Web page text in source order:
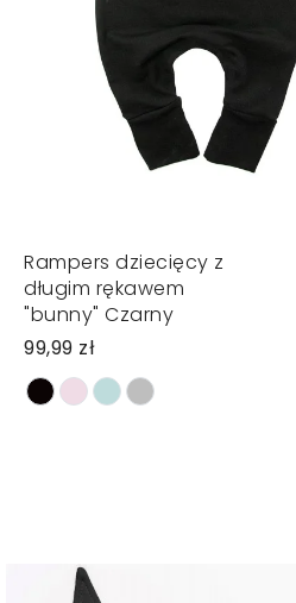
Rampers dziecięcy z
długim rękawem
"bunny" Czarny
99,99 zł